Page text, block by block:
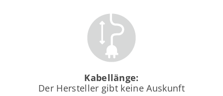
Kabellänge:
Der Hersteller gibt keine Auskunft